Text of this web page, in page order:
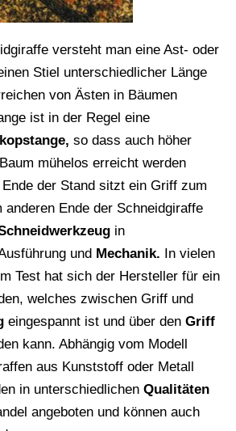
versteht man eine Ast- oder
Stiel unterschiedlicher Länge
von Ästen in Bäumen
ist in der Regel eine
so dass auch höher
mühelos erreicht werden
der Stand sitzt ein Griff zum
anderen Ende der Schneidgiraffe
in
und Mechanik. In vielen
Test hat sich der Hersteller für ein
welches zwischen Griff und
eingespannt ist und über den Griff
kann. Abhängig vom Modell
aus Kunststoff oder Metall
in unterschiedlichen Qualitäten
angeboten und können auch